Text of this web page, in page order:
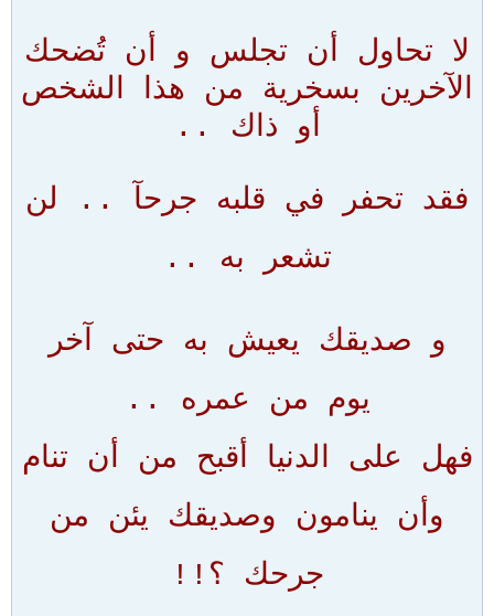
لا تحاول أن تجلس و أن تُضحك
الآخرين بسخرية من هذا الشخص
أو ذاك ..
فقد تحفر في قلبه جرحآ .. لن
تشعر به ..
و صديقك يعيش به حتى آخر
يوم من عمره ..
فهل على الدنيا أقبح من أن تنام
وأن ينامون وصديقك يئن من
جرحك ؟!!